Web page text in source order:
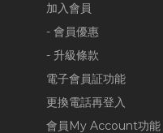
加入會員
- 會員優惠
- 升級條款
電子會員証功能
更換電話再登入
會員My Account功能